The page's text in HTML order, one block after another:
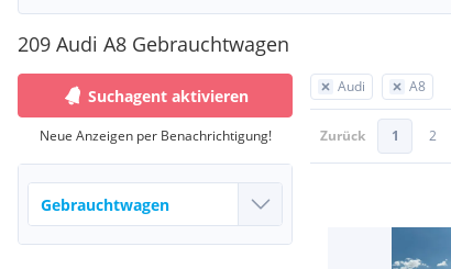
209 Audi A8 Gebrauchtwagen
Audi A8
Zurück 1 2
Suchagent aktivieren
Neue Anzeigen per Benachrichtigung!